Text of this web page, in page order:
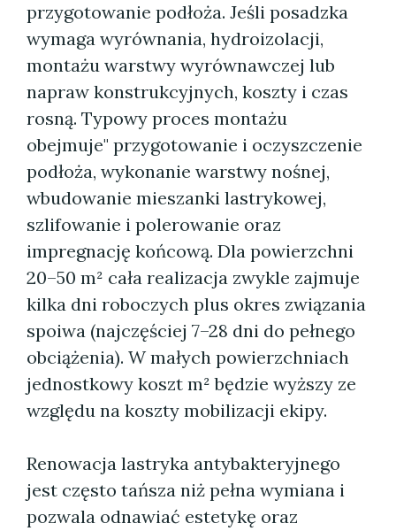
przygotowanie podłoża. Jeśli posadzka
wymaga wyrównania, hydroizolacji,
montażu warstwy wyrównawczej lub
napraw konstrukcyjnych, koszty i czas
rosną. Typowy proces montażu
obejmuje" przygotowanie i oczyszczenie
podłoża, wykonanie warstwy nośnej,
wbudowanie mieszanki lastrykowej,
szlifowanie i polerowanie oraz
impregnację końcową. Dla powierzchni
20–50 m² cała realizacja zwykle zajmuje
kilka dni roboczych plus okres związania
spoiwa (najczęściej 7–28 dni do pełnego
obciążenia). W małych powierzchniach
jednostkowy koszt m² będzie wyższy ze
względu na koszty mobilizacji ekipy.
Renowacja lastryka antybakteryjnego
jest często tańsza niż pełna wymiana i
pozwala odnawiać estetykę oraz